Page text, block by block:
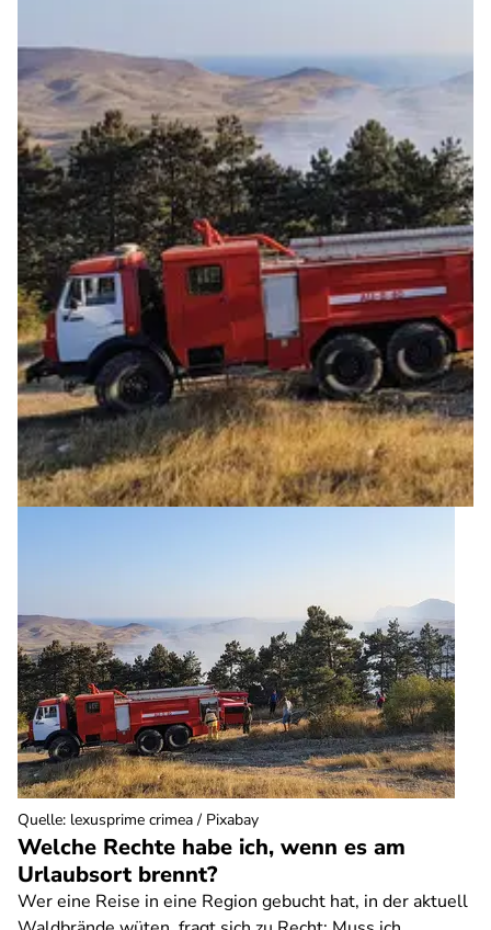
Welche Rechte habe ich, wenn es am
Urlaubsort brennt?
Wer eine Reise in eine Region gebucht hat, in der aktuell
Quelle: lexusprime crimea / Pixabay